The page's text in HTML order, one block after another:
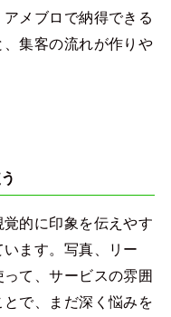
メブロで納得できる
集客の流れが作りや
的に印象を伝えやす
ます。写真、リー
て、サービスの雰囲
で、まだ深く悩みを